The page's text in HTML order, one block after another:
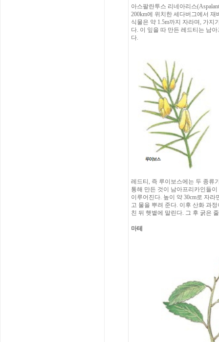
아스팔란투스 리네아리스
200km에 위치한 세다버그에서
식물은 약 1.5m까지 자라며, 가지
다. 이 잎을 따 만든 레드티는 남
다.
레드티, 즉 루이보스에는 두 종류
통해 만든 것이 남아프리카인들
이루어진다. 높이 약 30cm로 자
고 물을 뿌려 준다. 이후 산화 과
친 뒤 햇볕에 말린다. 그 후 굵은
마테